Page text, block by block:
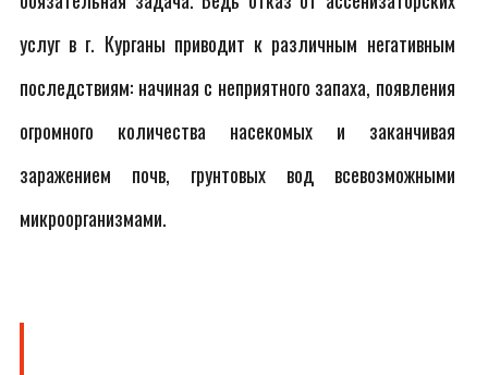
услуг в г. Курганы приводит к различным негативным
последствиям: начиная с неприятного запаха, появления
огромного количества насекомых и заканчивая
заражением почв, грунтовых вод всевозможными
микроорганизмами.